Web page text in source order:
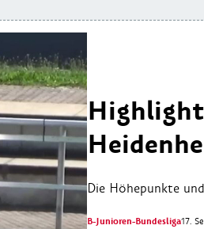
Die Höhepunkte
B-Junioren-Bundesliga17.